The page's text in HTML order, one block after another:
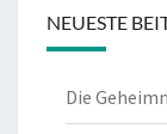
NEUESTE
Die